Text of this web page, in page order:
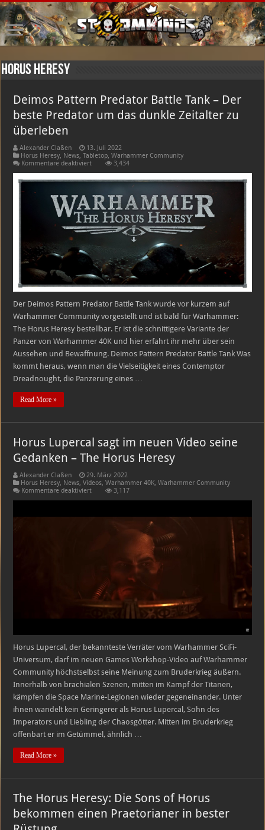
Horus Heresy
Deimos Pattern Predator Battle Tank – Der
beste Predator um das dunkle Zeitalter zu
überleben
Alexander Claßen
13. Juli 2022
Horus Heresy, News,Tabletop,Warhammer Community
Kommentare deaktiviertfür
Pattern
Battle
Tank
–
Der
beste
Predator
das
Zeitalter
zu
überleben
3,434
Der Deimos Pattern Predator Battle Tank wurde vor kurzem auf
Warhammer Community vorgestellt und ist bald für Warhammer:
The Horus Heresy bestellbar. Er ist die schnittigere Variante der
Panzer von Warhammer 40K und hier erfahrt ihr mehr über sein
Aussehen und Bewaffnung. Deimos Pattern Predator Battle Tank Was
kommt heraus, wenn man die Vielseitigkeit eines Contemptor
Dreadnought, die Panzerung eines …
Read More »
Horus Lupercal sagt im neuen Video seine
Gedanken – The Horus Heresy
Alexander Claßen
29. März 2022
Horus Heresy, News,Videos,Warhammer 40K,Warhammer Community
Kommentare deaktiviertfür
Heresy
3,117
Horus Lupercal, der bekannteste Verräter vom Warhammer SciFi-
Universum, darf im neuen Games Workshop-Video auf Warhammer
Community höchstselbst seine Meinung zum Bruderkrieg äußern.
Innerhalb von brachialen Szenen, mitten im Kampf der Titanen,
kämpfen die Space Marine-Legionen wieder gegeneinander. Unter
ihnen wandelt kein Geringerer als Horus Lupercal, Sohn des
Imperators und Liebling der Chaosgötter. Mitten im Bruderkrieg
offenbart er im Getümmel, ähnlich …
Read More »
The Horus Heresy: Die Sons of Horus
bekommen einen Praetorianer in bester